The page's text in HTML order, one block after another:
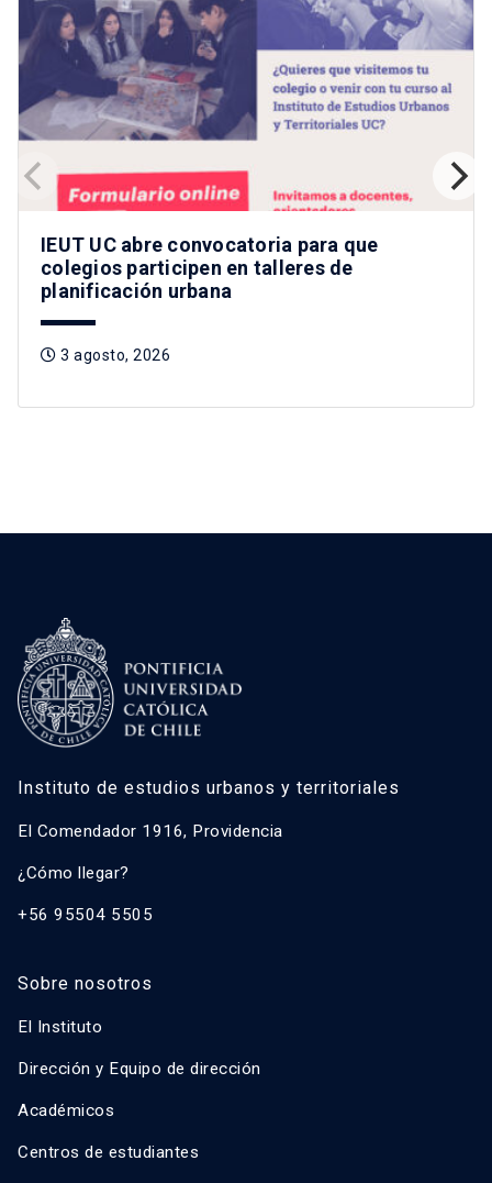
IEUT UC abre convocatoria para que
colegios participen en talleres de
planificación urbana
3 agosto, 2026
Instituto de estudios urbanos y territoriales
El Comendador 1916, Providencia
¿Cómo llegar?
+56 95504 5505
Sobre nosotros
El Instituto
Dirección y Equipo de dirección
Académicos
Centros de estudiantes